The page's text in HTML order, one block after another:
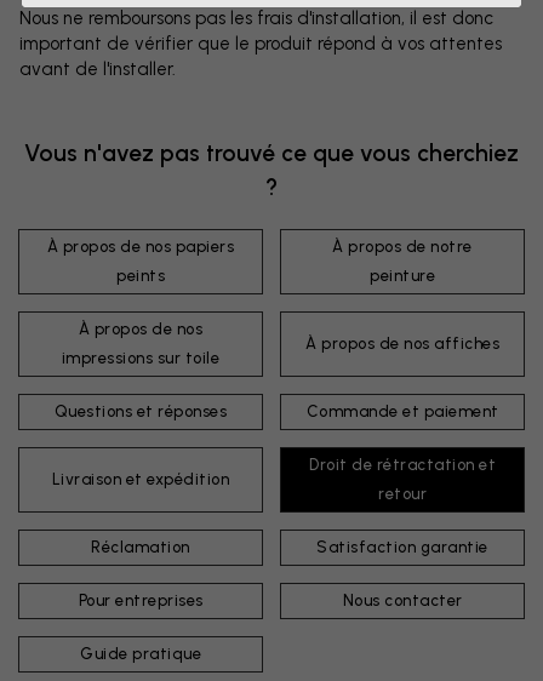
Nous ne remboursons pas les frais d'installation, il est donc
important de vérifier que le produit répond à vos attentes
avant de l'installer.
Vous n'avez pas trouvé ce que vous cherchiez
?
À propos de nos papiers
peints
À propos de notre
peinture
À propos de nos
impressions sur toile
À propos de nos affiches
Questions et réponses Commande et paiement
Livraison et expédition
Droit de rétractation et
retour
Réclamation Satisfaction garantie
Pour entreprises Nous contacter
Guide pratique